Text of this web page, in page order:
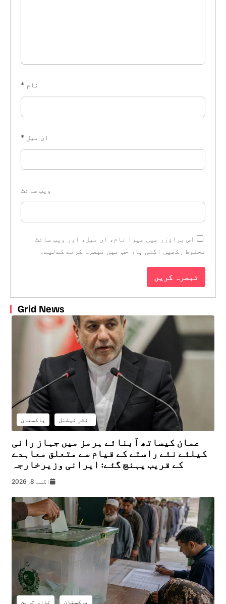
نام *
ای میل *
ویب‌ سائٹ
اس براؤزر میں میرا نام، ای میل، اور ویب سائٹ
محفوظ رکھیں اگلی بار جب میں تبصرہ کرنے کےلیے۔
Grid News
انٹر نیشنل پاکستان
عمان کیساتھ آبنائے ہرمز میں جہاز رانی
کیلئے نئے راستے کے قیام سے متعلق معاہدے
کے قریب پہنچ گئے: ایرانی وزیرخارجہ
اگست 8, 2026
پاکستان تازہ ترین